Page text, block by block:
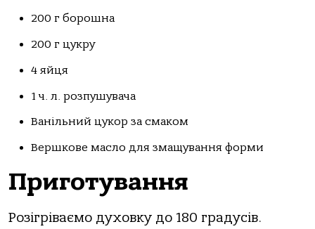
200 г борошна
200 г цукру
4 яйця
1 ч. л. розпушувача
Ванільний цукор за смаком
Вершкове масло для змащування форми
Приготування
Розігріваємо духовку до 180 градусів.